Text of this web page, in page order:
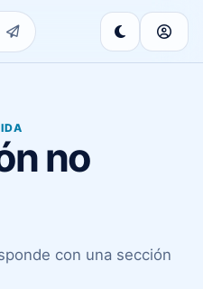
no
con una sección